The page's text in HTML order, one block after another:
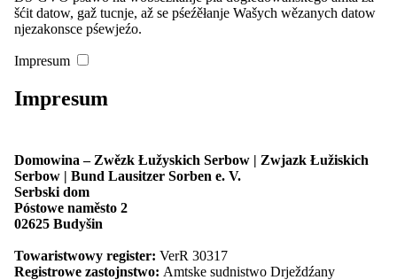
Medije a materialije
Pśeglěd: Medije a materialije
Pśednoski na głownych zgromaźinach
Spominanja
175 lět Maśica Serbska
Aktualnosći
Kontakt
kontrast
pismo
šćit datow, gaž tucnje, až se pśeźěłanje Wašych wězanych datow
njezakonsce pśewjeźo.
Impresum
Impresum
Domowina – Zwězk Łužyskich Serbow | Zwjazk Łužiskich
Serbow | Bund Lausitzer Sorben e. V.
Serbski dom
Póstowe naměsto 2
02625 Budyšin
Towaristwowy register: VerR 30317
Registrowe zastojnstwo: Amtske sudnistwo Drježdźany